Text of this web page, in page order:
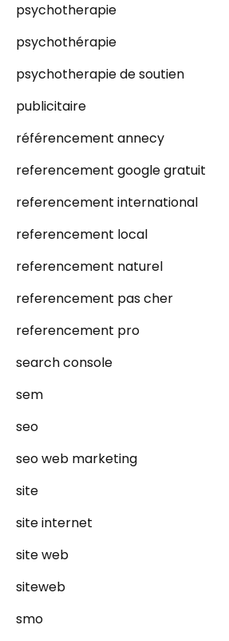
psychotherapie
psychothérapie
psychotherapie de soutien
publicitaire
référencement annecy
referencement google gratuit
referencement international
referencement local
referencement naturel
referencement pas cher
referencement pro
search console
sem
seo
seo web marketing
site
site internet
site web
siteweb
smo